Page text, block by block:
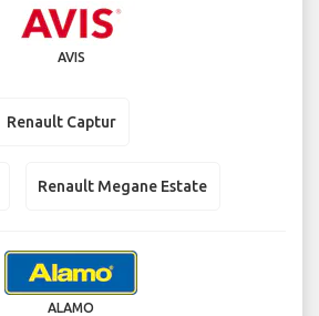
AVIS
Renault Captur
Renault Megane Estate
ALAMO